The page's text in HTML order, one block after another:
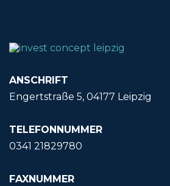
ANSCHRIFT
Engertstraße 5, 04177 Leipzig
TELEFONNUMMER
0341 21829780
FAXNUMMER